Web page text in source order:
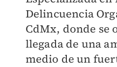
Delincuencia
CdMx, donde se
llegada de una
medio de un